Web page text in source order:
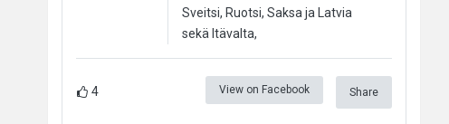
Sveitsi, Ruotsi, Saksa ja Latvia
sekä Itävalta,
4 View on Facebook Share